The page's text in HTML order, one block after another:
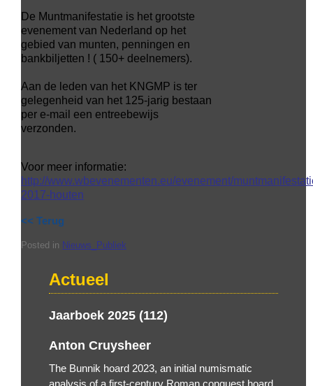
De Muntmanifestatie is het grootste
evenement van Nederland op het
gebied van munten, penningen en
bankbiljetten ! ( 150+ deelnemers).
Aan de leden van het KNGMP is ter
gelegenheid van het 125-jarig bestaan
per e-mail een entreebewijs
verzonden.
Voor meer informatie:
http://www.wbevenementen.eu/evenement/
2017-houten
<< Terug
Posted in Nieuws_Publiek
Actueel
Jaarboek 2025 (112)
Anton Cruysheer
The Bunnik hoard 2023, an initial numismatic
analysis of a first-century Roman conquest hoard